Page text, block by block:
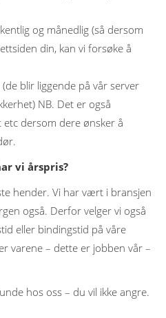
og månedlig (så dersom
din, kan vi forsøke å
blir liggende på vår server
NB. Det er også
dersom dere ønsker å
vi årspris?
hender. Vi har vært i bransjen
også. Derfor velger vi også
eller bindingstid på våre
varene – dette er jobben vår –
hos oss – du vil ikke angre.